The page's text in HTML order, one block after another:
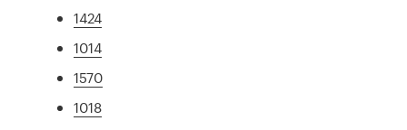
1424
1014
1570
1018